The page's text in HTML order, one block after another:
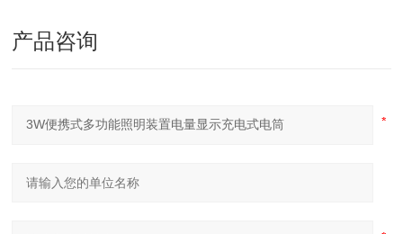
产品咨询